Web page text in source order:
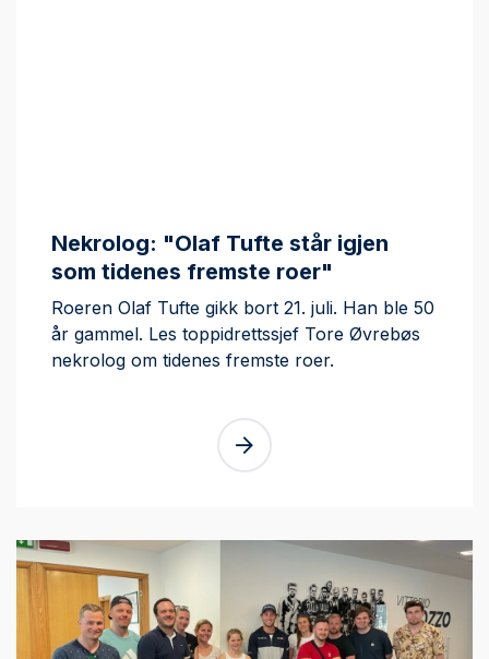
Nekrolog: "Olaf Tufte står igjen
som tidenes fremste roer"
Roeren Olaf Tufte gikk bort 21. juli. Han ble 50
år gammel. Les toppidrettssjef Tore Øvrebøs
nekrolog om tidenes fremste roer.